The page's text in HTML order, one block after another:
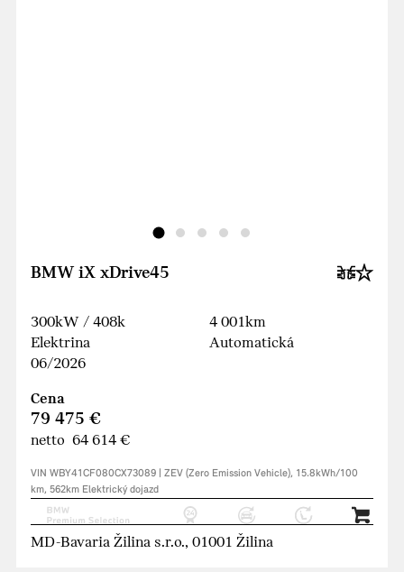
BMW iX xDrive45
300kW / 408k
Elektrina
06/2026
4 001km
Automatická
Cena
79 475 €
netto 64 614 €
VIN WBY41CF080CX73089 | ZEV (Zero Emission Vehicle), 15.8kWh/100
km, 562km Elektrický dojazd
MD-Bavaria Žilina s.r.o., 01001 Žilina